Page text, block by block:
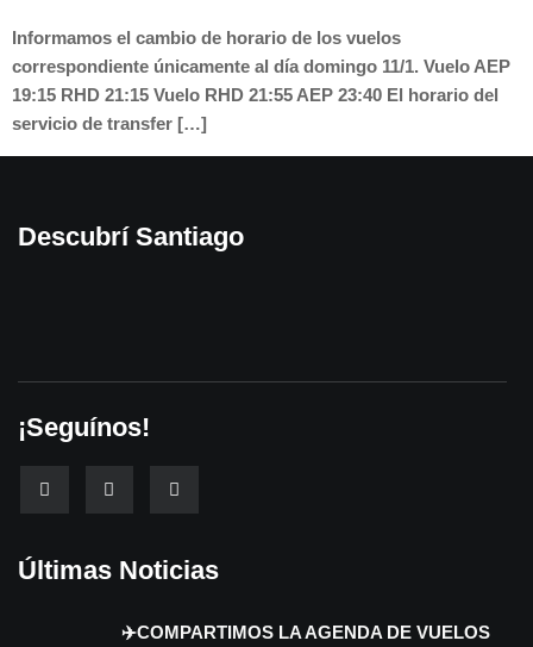
Informamos el cambio de horario de los vuelos
correspondiente únicamente al día domingo 11/1. Vuelo AEP
19:15 RHD 21:15 Vuelo RHD 21:55 AEP 23:40 El horario del
servicio de transfer […]
Descubrí Santiago
¡Seguínos!
Últimas Noticias
✈️COMPARTIMOS LA AGENDA DE VUELOS